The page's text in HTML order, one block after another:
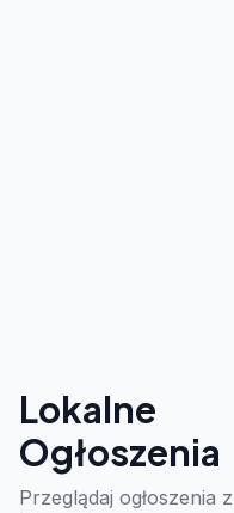
Lokalne
Ogłoszenia
Przeglądaj ogłoszenia z